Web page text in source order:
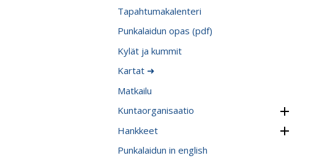
Tapahtumakalenteri
Punkalaidun opas (pdf)
Kylät ja kummit
Kartat ➜
Matkailu
Kuntaorganisaatio
Hankkeet
Punkalaidun in english